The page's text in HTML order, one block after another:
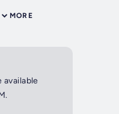
MORE
available